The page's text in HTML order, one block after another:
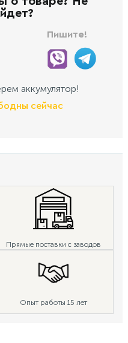
Пишите!
аккумулятор!
сейчас
Прямые поставки с заводов
Опыт работы 15 лет